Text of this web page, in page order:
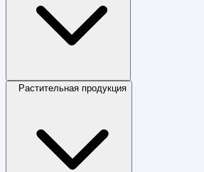
Растительная продукция